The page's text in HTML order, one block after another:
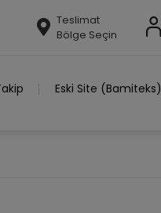
Teslimat
Bölge Seçin
Eski Site (Bamiteks)